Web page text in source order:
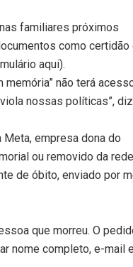
familiares próximos
como certidão
aqui).
não terá
nossas políticas”,
empresa dona do
ou removido da
de óbito, enviado por
que morreu. O
nome completo, e-mail